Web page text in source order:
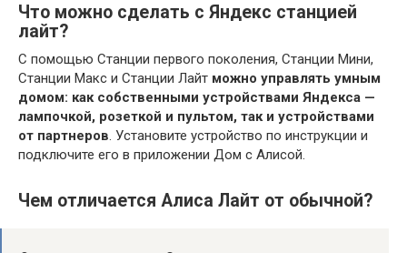
Что можно сделать с Яндекс станцией
лайт?
С помощью Станции первого поколения, Станции Мини,
Станции Макс и Станции Лайт можно управлять умным
домом: как собственными устройствами Яндекса —
лампочкой, розеткой и пультом, так и устройствами
от партнеров. Установите устройство по инструкции и
подключите его в приложении Дом с Алисой.
Чем отличается Алиса Лайт от обычной?